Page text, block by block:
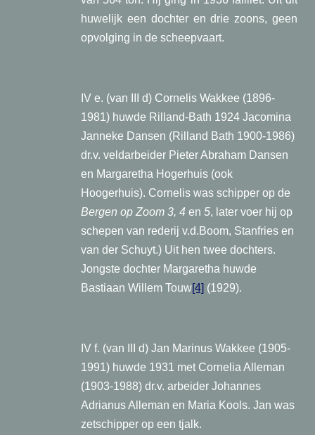
huwelijk een dochter en drie zoons, geen
opvolging in de scheepvaart.
IV e. (van III d) Cornelis Wakkee (1896-
1981) huwde Rilland-Bath 1924 Jacomina
Janneke Dansen (Rilland Bath 1900-1986)
dr.v. veldarbeider Pieter Abraham Dansen
en Margaretha Hogerhuis (ook
Hoogerhuis). Cornelis was schipper op de
Bergen op Zoom 3, 4 en 5, later voer hij op
schepen van rederij v.d.Boom, Stanfries en
van der Schuyt.) Uit hen twee dochters.
Jongste dochter Margaretha huwde
Bastiaan Willem Touw[4] (1929).
IV f. (van III d) Jan Marinus Wakkee (1905-
1991) huwde 1931 met Cornelia Alleman
(1903-1988) dr.v. arbeider Johannes
Adrianus Alleman en Maria Kools. Jan was
zetschipper op een tjalk.